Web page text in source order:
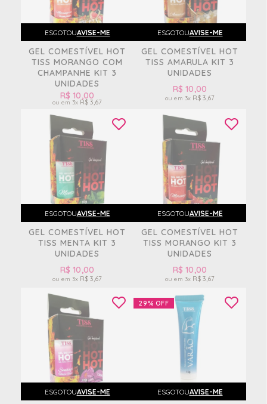
ESGOTOUAVISE-ME
GEL COMESTÍVEL HOT
TISS MORANGO COM
CHAMPANHE KIT 3
UNIDADES
R$ 10,00
3x R$ 3,67
ESGOTOUAVISE-ME
GEL COMESTÍVEL HOT
TISS AMARULA KIT 3
UNIDADES
R$ 10,00
3x R$ 3,67
ESGOTOUAVISE-ME
GEL COMESTÍVEL HOT
TISS MENTA KIT 3
UNIDADES
R$ 10,00
3x R$ 3,67
ESGOTOUAVISE-ME
GEL COMESTÍVEL HOT
TISS MORANGO KIT 3
UNIDADES
R$ 10,00
3x R$ 3,67
ESGOTOUAVISE-ME
29% OFF
ESGOTOUAVISE-ME